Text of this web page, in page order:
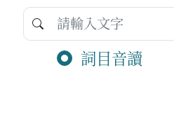
詞目音讀